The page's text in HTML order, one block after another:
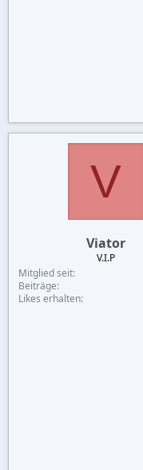
V
Viator
V.I.P
Mitglied seit
Beiträge
Likes erhalten